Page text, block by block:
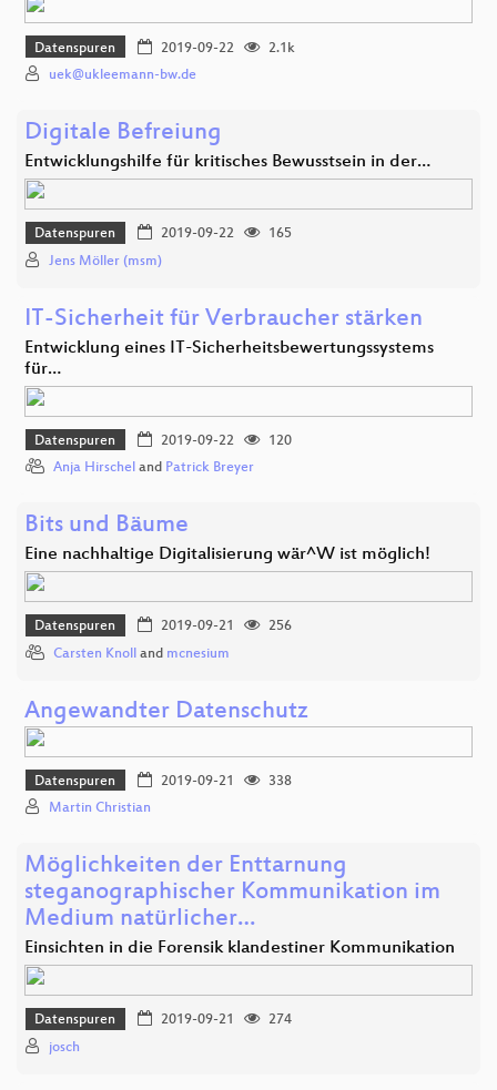
Datenspuren 2019-09-22
2.1k
uek@ukleemann-bw.de
Digitale Befreiung
Entwicklungshilfe für kritisches Bewusstsein in der…
Datenspuren 2019-09-22
165
Jens Möller (msm)
IT-Sicherheit für Verbraucher stärken
Entwicklung eines IT-Sicherheitsbewertungssystems
für…
Datenspuren 2019-09-22
120
Anja Hirschel and Patrick Breyer
Bits und Bäume
Eine nachhaltige Digitalisierung wär^W ist möglich!
Datenspuren 2019-09-21
256
Carsten Knoll
and mcnesium
Angewandter Datenschutz
Datenspuren 2019-09-21
338
Martin Christian
Möglichkeiten der Enttarnung
steganographischer Kommunikation im
Medium natürlicher…
Einsichten in die Forensik klandestiner Kommunikation
Datenspuren 2019-09-21
274
josch